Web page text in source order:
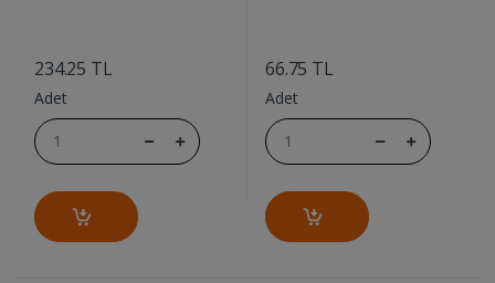
234.25 TL
Adet
66.75 TL
Adet